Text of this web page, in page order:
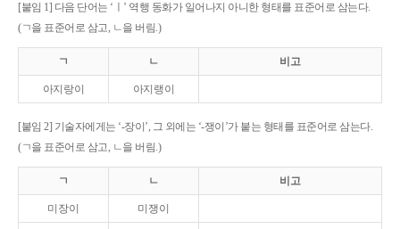
[붙임 1] 다음 단어는 ‘ㅣ’ 역행 동화가 일어나지 아니한 형태를 표준어로 삼는다.
(ㄱ을 표준어로 삼고, ㄴ을 버림.)
ㄱ ㄴ 비고
아지랑이 아지랭이
[붙임 2] 기술자에게는 ‘-장이’, 그 외에는 ‘-쟁이’가 붙는 형태를 표준어로 삼는다.
(ㄱ을 표준어로 삼고, ㄴ을 버림.)
ㄱ ㄴ 비고
미장이 미쟁이